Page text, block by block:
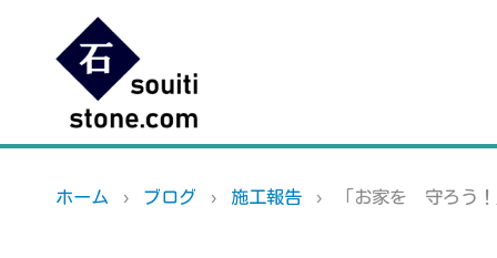
ホーム ブログ 施工報告 「お家を 守ろう